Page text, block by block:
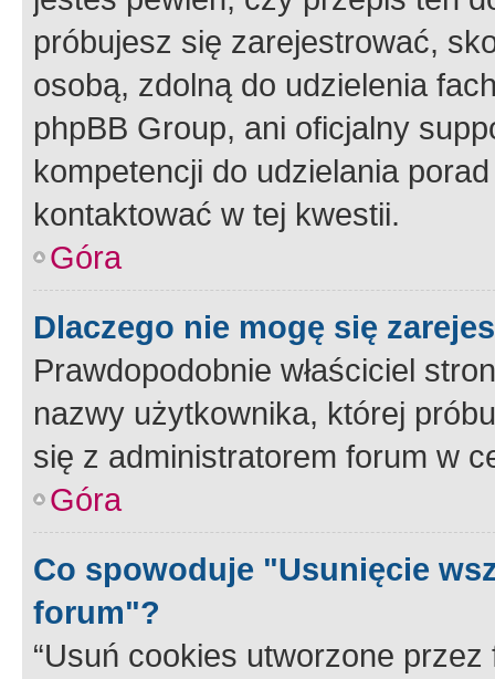
próbujesz się zarejestrować,
osobą, zdolną do udzielenia
phpBB Group, ani oficjalny
kompetencji do udzielania
kontaktować w tej kwestii.
Góra
Dlaczego nie mogę się
Prawdopodobnie właściciel
nazwy użytkownika, której
się z administratorem forum w
Góra
Co spowoduje "Usunięcie
forum"?
“Usuń cookies utworzone